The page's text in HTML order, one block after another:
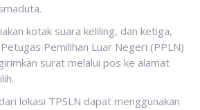
kotak suara keliling, dan ketiga,
Pemilihan Luar Negeri (PPLN)
surat melalui pos ke alamat
lokasi TPSLN dapat menggunakan